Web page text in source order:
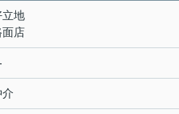
立地
面店